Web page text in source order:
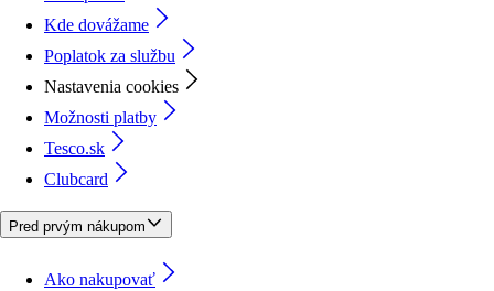
Kde dovážame
Poplatok za službu
Nastavenia cookies
Možnosti platby
Tesco.sk
Clubcard
Pred prvým nákupom
Ako nakupovať